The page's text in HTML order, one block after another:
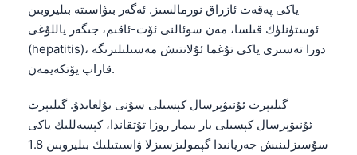
ياكى پەقەت ئازراق نورمالسىز. ئەگەر بىۋاسىتە بىليروبىن
ئۈستۈنلۈك قىلسا، مەن سوئالنى ئۆت-ئاقىم، جىگەر ياللۇغى
(hepatitis)، دورا تەسىرى ياكى تۇغما ئۇلانتىش مەسىلىلىرىگە
قاراپ يۆتكەيمەن.
گىلبېرت ئۇنىۋېرسال كېسىلى سۇنى بۇلغايدۇ. گىلبېرت
ئۇنىۋېرسال كېسىلى بار بىمار روزا تۇتقاندا، كېسەللىك ياكى
سۇسىزلىنىش جەريانىدا گېمولىزسىزلا ۋاسىتىلىك بىليروبىن 1.8